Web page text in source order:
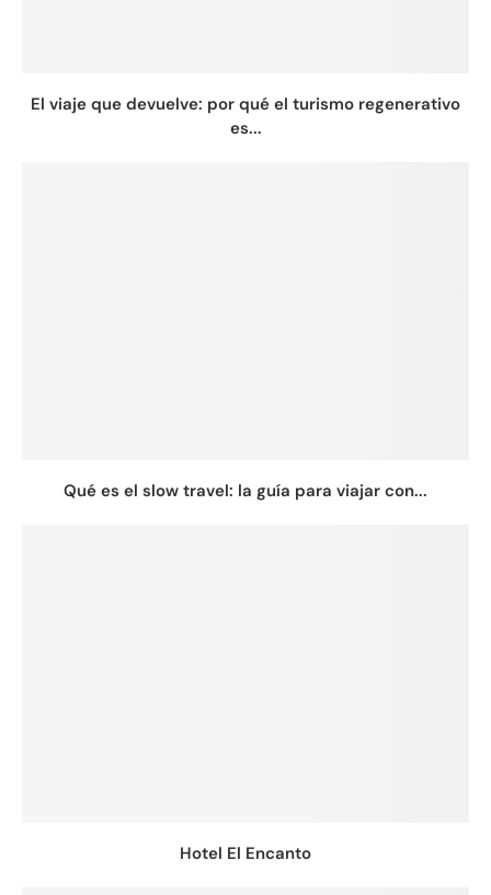
El viaje que devuelve: por qué el turismo regenerativo
es...
Qué es el slow travel: la guía para viajar con...
Hotel El Encanto